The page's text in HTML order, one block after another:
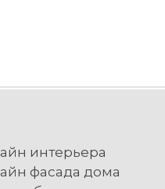
интерьера
фасада дома